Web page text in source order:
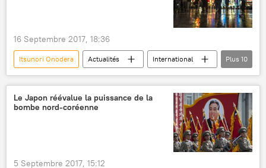
16 Septembre 2017, 18:36
Itsunori Onodera Actualités
International
Tir du missile nord-coréen du 15 septembre 2017
États-Unis
Chine
Corée du Sud
Corée du Nord
provocation
Plus 10
Le Japon réévalue la puissance de la
bombe nord-coréenne
5 Septembre 2017, 15:12